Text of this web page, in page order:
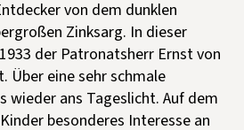
von dem dunklen
Zinksarg. In dieser
der Patronatsherr Ernst von
Über eine sehr schmale
wieder ans Tageslicht. Auf dem
besonderes Interesse an